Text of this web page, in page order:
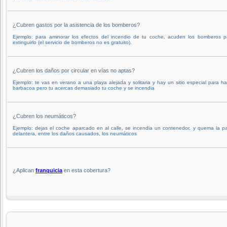
¿Cubren gastos por la asistencia de los bomberos?
Ejemplo: para aminorar los efectos del incendio de tu coche, acuden los bomberos
extinguirlo (el servicio de bomberos no es gratuito).
¿Cubren los daños por circular en vías no aptas?
Ejemplo: te vas en verano a una playa alejada y solitaria y hay un sitio especial para
barbacoa pero tu acercas demasiado tu coche y se incendia
¿Cubren los neumáticos?
Ejemplo: dejas el coche aparcado en al calle, se incendia un contenedor, y quema la
delantera, entre los daños causados, los neumáticos
¿Aplican franquicia en esta cobertura?